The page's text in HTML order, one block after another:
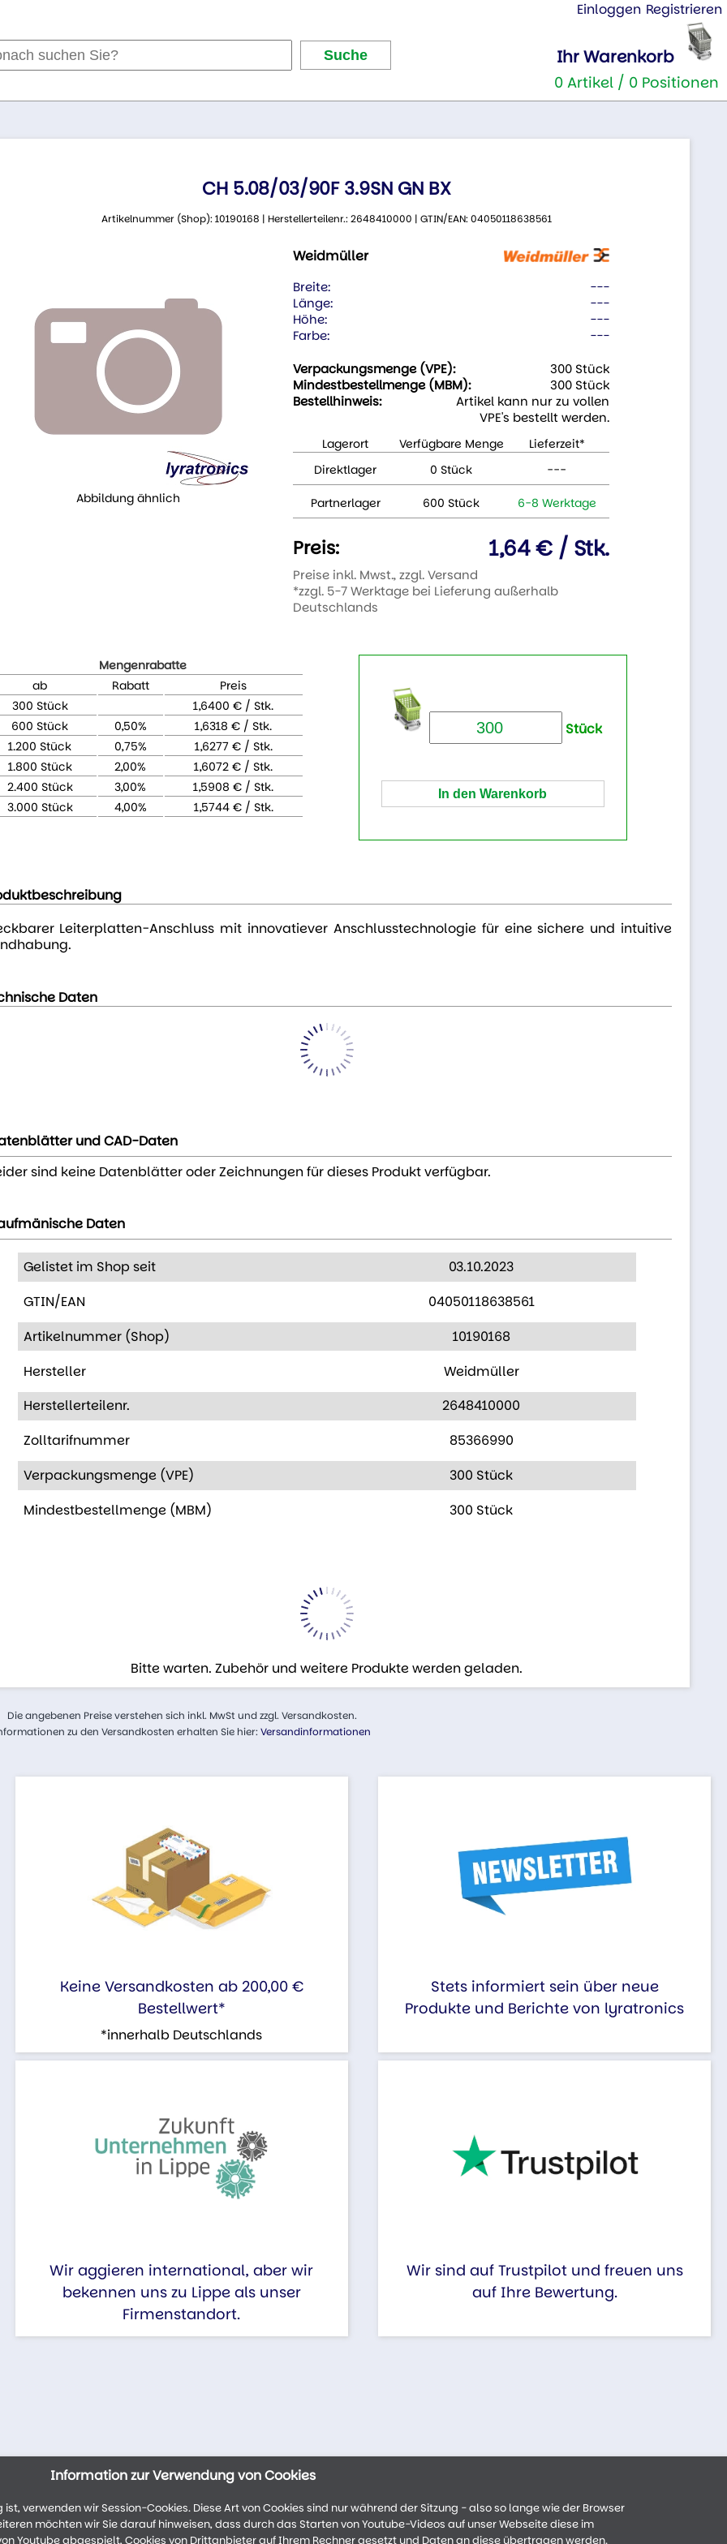
Einloggen Registrieren
Ihr Warenkorb
0 Artikel / 0 Positionen
CH 5.08/03/90F 3.9SN GN BX
Artikelnummer (Shop): 10190168 | Herstellerteilenr.: 2648410000 | GTIN/EAN: 04050118638561
Abbildung ähnlich
Weidmüller
Breite:
---
Länge:
---
Höhe:
---
Farbe:
---
Verpackungsmenge (VPE):
300 Stück
Mindestbestellmenge (MBM):
300 Stück
Bestellhinweis:
Artikel kann nur zu vollen
VPE's bestellt werden.
Lagerort Verfügbare Menge
Lieferzeit*
Direktlager
0 Stück ---
Partnerlager 600 Stück 6-8 Werktage
Preis: 1,64 € / Stk.
Preise inkl. Mwst., zzgl. Versand
*zzgl. 5-7 Werktage bei Lieferung außerhalb
Deutschlands
Mengenrabatte
ab
Rabatt
Preis
300 Stück
1,6400 € / Stk.
600 Stück
0,50%
1,6318 € / Stk.
1.200 Stück
0,75%
1,6277 € / Stk.
1.800 Stück
2,00%
1,6072 € / Stk.
2.400 Stück
3,00%
1,5908 € / Stk.
3.000 Stück
4,00% 1,5744 € / Stk.
Stück
Leiterplatten-Anschluss mit innovatiever Anschlusstechnologie für eine sichere und intuitive
Daten
und CAD-Daten
sind keine Datenblätter oder Zeichnungen für dieses Produkt verfügbar.
Daten
Gelistet im Shop seit
03.10.2023
GTIN/EAN
04050118638561
Artikelnummer (Shop)
10190168
Hersteller
Weidmüller
Herstellerteilenr.
2648410000
Zolltarifnummer
85366990
Verpackungsmenge (VPE)
300 Stück
Mindestbestellmenge (MBM)
300 Stück
Bitte warten. Zubehör und weitere Produkte werden geladen.
Die angebenen Preise verstehen sich inkl. MwSt und zzgl. Versandkosten.
zu den Versandkosten erhalten Sie hier: Versandinformationen
Keine Versandkosten ab 200,00 €
Bestellwert*
*innerhalb Deutschlands
Stets informiert sein über neue
Produkte und Berichte von lyratronics
Wir aggieren international, aber wir
bekennen uns zu Lippe als unser
Firmenstandort.
Wir sind auf Trustpilot und freuen uns
auf Ihre Bewertung.
Information zur Verwendung von Cookies
verwenden wir Session-Cookies. Diese Art von Cookies sind nur während der Sitzung - also so lange wie der Browser
möchten wir Sie darauf hinweisen, dass durch das Starten von Youtube-Videos auf unser Webseite diese im
Youtube abgespielt, Cookies von Drittanbieter auf Ihrem Rechner gesetzt und Daten an diese übertragen werden.